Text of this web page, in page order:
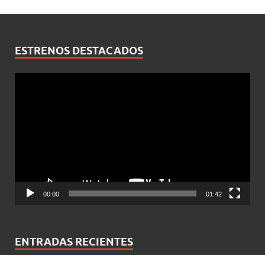
ESTRENOS DESTACADOS
00:00 01:42
ENTRADAS RECIENTES